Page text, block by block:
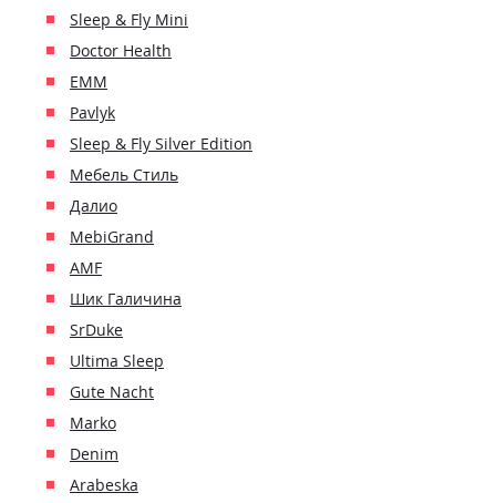
Sleep & Fly Mini
Doctor Health
ЕММ
Pavlyk
Sleep & Fly Silver Edition
Мебель Стиль
Далио
MebiGrand
AMF
Шик Галичина
SrDuke
Ultima Sleep
Gute Nacht
Marko
Denim
Arabeska